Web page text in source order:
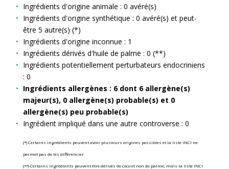
Ingrédients d'origine animale : 0 avéré(s)
Ingrédients d'origine synthétique : 0 avéré(s) et peut-
être 5 autre(s) (*)
Ingrédients d'origine inconnue : 1
Ingrédients dérivés d'huile de palme : 0 (**)
Ingrédients potentiellement perturbateurs endocriniens
: 0
Ingrédients allergènes : 6 dont 6 allergène(s)
majeur(s), 0 allergène(s) probable(s) et 0
allergène(s) peu probable(s)
Ingrédient impliqué dans une autre controverse : 0
(*) Certains ingrédients peuvent avoir plusieurs origines possibles et la liste INCI ne
permet pas de les différencier
(**) Certains ingrédients peuvent être dérivés de coco et non de palme, mais la liste INCI